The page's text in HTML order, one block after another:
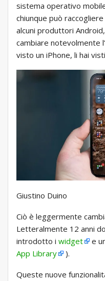
sistema operativo
chiunque può
alcuni produttori
cambiare notevolmente
visto un iPhone, li hai
Giustino Duino
Ciò è leggermente
Letteralmente 12 anni
introdotto i widget
e
App Library
).
Queste nuove